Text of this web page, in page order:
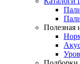
Полезная